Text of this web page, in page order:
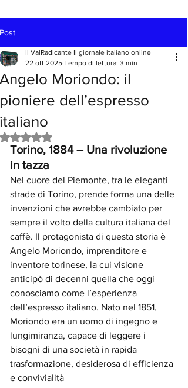
Post
Angelo Moriondo: il
pioniere dell’espresso
italiano
Il ValRadicante Il giornale italiano online
22 ott 2025 Tempo di lettura: 3 min
Valutazione NaN stelle su 5.
Torino, 1884 – Una rivoluzione
in tazza
Nel cuore del Piemonte, tra le eleganti
strade di Torino, prende forma una delle
invenzioni che avrebbe cambiato per
sempre il volto della cultura italiana del
caffè. Il protagonista di questa storia è
Angelo Moriondo, imprenditore e
inventore torinese, la cui visione
anticipò di decenni quella che oggi
conosciamo come l’esperienza
dell’espresso italiano. Nato nel 1851,
Moriondo era un uomo di ingegno e
lungimiranza, capace di leggere i
bisogni di una società in rapida
trasformazione, desiderosa di efficienza
e convivialità